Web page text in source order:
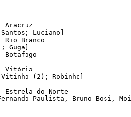
Luciano]
Guga]
(2); Robinho]
Paulista, Bruno Bosi,